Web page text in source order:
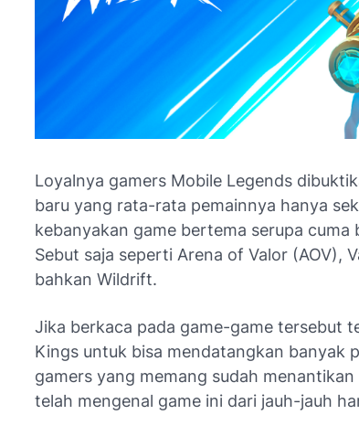
Loyalnya gamers Mobile Legends
baru yang rata-rata pemainnya hanya
kebanyakan game bertema serupa cuma
Sebut saja seperti Arena of Valor (AOV),
bahkan Wildrift.
Jika berkaca pada game-game tersebut
Kings untuk bisa mendatangkan banyak
gamers yang memang sudah
telah mengenal game ini dari jauh-jauh